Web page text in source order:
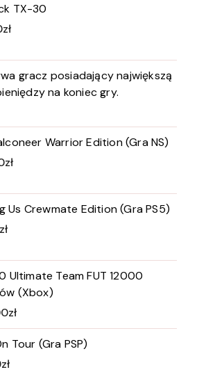
TX-30
zł
gracz posiadający największą
na koniec gry.
Warrior Edition (Gra NS)
zł
Us Crewmate Edition (Gra PS5)
zł
Ultimate Team FUT 12000
(Xbox)
zł
Tour (Gra PSP)
zł